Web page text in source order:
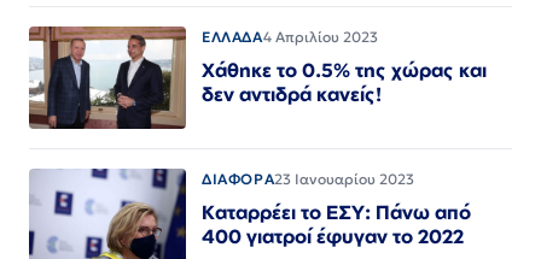
ΕΛΛΑΔΑ4 Απριλίου 2023
Χάθηκε το 0.5% της χώρας και
δεν αντιδρά κανείς!
ΔΙΑΦΟΡΑ23 Ιανουαρίου 2023
Καταρρέει το ΕΣΥ: Πάνω από
400 γιατροί έφυγαν το 2022